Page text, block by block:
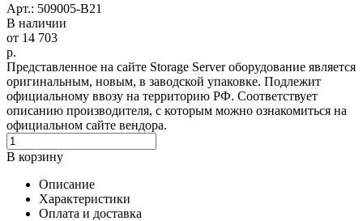
Арт.: 509005-B21
В наличии
от 14 703
р.
Представленное на сайте Storage Server оборудование является
оригинальным, новым, в заводской упаковке. Подлежит
официальному ввозу на территорию РФ. Соответствует
описанию производителя, с которым можно ознакомиться на
официальном сайте вендора.
В корзину
Описание
Характеристики
Оплата и доставка